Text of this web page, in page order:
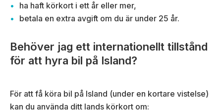
ha haft körkort i ett år eller mer,
betala en extra avgift om du är under 25 år.
Behöver jag ett internationellt tillstånd
för att hyra bil på Island?
För att få köra bil på Island (under en kortare vistelse)
kan du använda ditt lands körkort om: